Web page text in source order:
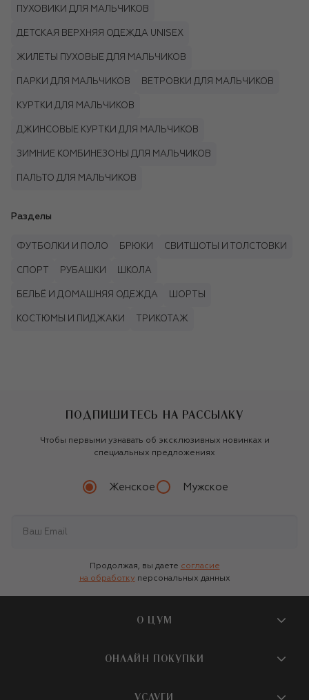
ПУХОВИКИ ДЛЯ МАЛЬЧИКОВ
ДЕТСКАЯ ВЕРХНЯЯ ОДЕЖДА UNISEX
ЖИЛЕТЫ ПУХОВЫЕ ДЛЯ МАЛЬЧИКОВ
ПАРКИ ДЛЯ МАЛЬЧИКОВ ВЕТРОВКИ ДЛЯ МАЛЬЧИКОВ
КУРТКИ ДЛЯ МАЛЬЧИКОВ
ДЖИНСОВЫЕ КУРТКИ ДЛЯ МАЛЬЧИКОВ
ЗИМНИЕ КОМБИНЕЗОНЫ ДЛЯ МАЛЬЧИКОВ
ПАЛЬТО ДЛЯ МАЛЬЧИКОВ
Разделы
ФУТБОЛКИ И ПОЛО БРЮКИ СВИТШОТЫ И ТОЛСТОВКИ
СПОРТ РУБАШКИ ШКОЛА
БЕЛЬЁ И ДОМАШНЯЯ ОДЕЖДА ШОРТЫ
КОСТЮМЫ И ПИДЖАКИ ТРИКОТАЖ
ПОДПИШИТЕСЬ НА РАССЫЛКУ
Чтобы первыми узнавать об эксклюзивных новинках и
специальных предложениях
Женское Мужское
Продолжая, вы даете согласие
на обработку персональных данных
О ЦУМ
О магазине
ОНЛАЙН ПОКУПКИ